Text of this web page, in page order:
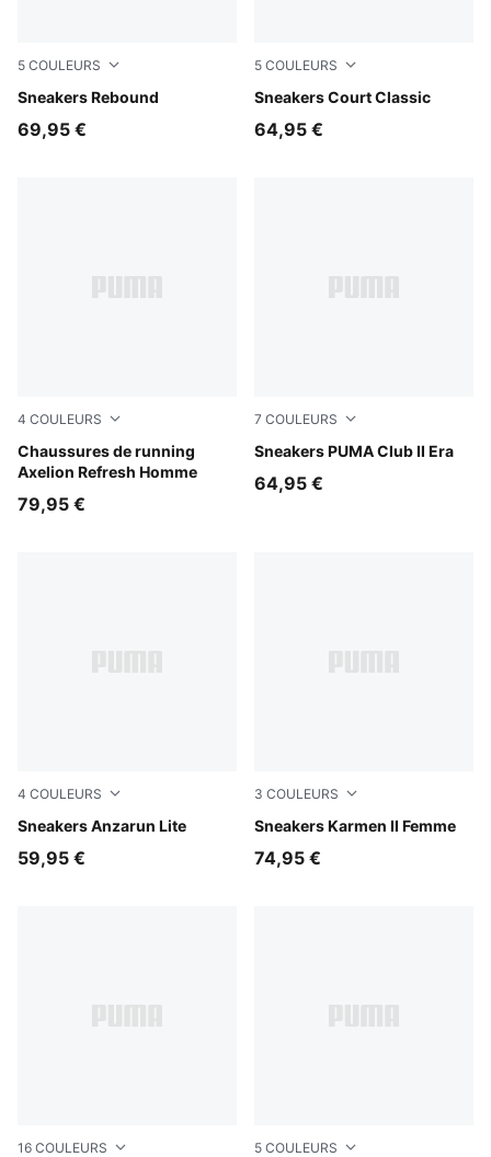
5 COULEURS
Sneakers Rebound
PUMA White-PUMA Black
69,95 €
5 COULEURS
Sneakers Court Classic
PUMA White-PUMA Gold
64,95 €
4 COULEURS
Chaussures de running
Axelion Refresh Homme
PUMA Navy-Inky Blue-Dark Jasper
79,95 €
7 COULEURS
Sneakers PUMA Club II Era
Herb Garden-Silver Fog-red
64,95 €
4 COULEURS
Sneakers Anzarun Lite
PUMA White-PUMA White
59,95 €
3 COULEURS
Sneakers Karmen II Femme
PUMA Black-PUMA Black-
74,95 €
16 COULEURS 5 COULEURS